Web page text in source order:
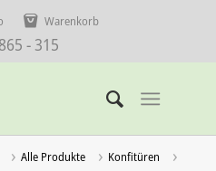
Warenkorb
- 315
Alle Produkte
Konfitüren